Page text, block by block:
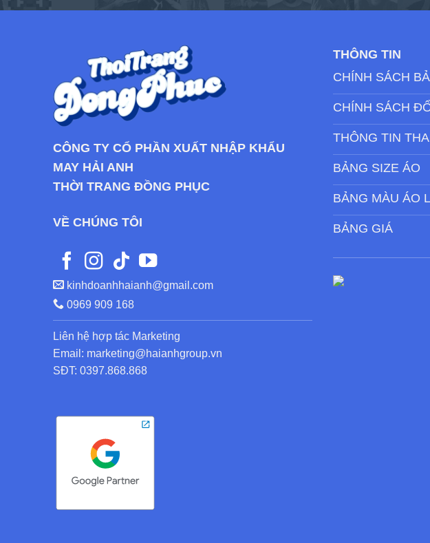
CÔNG TY CỔ PHẦN XUẤT NHẬP KHẨU
MAY HẢI ANH
THỜI TRANG ĐỒNG PHỤC
VỀ CHÚNG TÔI
kinhdoanhhaianh@gmail.com
0969 909 168
Liên hệ hợp tác Marketing
Email: marketing@haianhgroup.vn
SĐT: 0397.868.868
THÔNG TIN
CHÍNH SÁCH
CHÍNH SÁCH
THÔNG TIN
BẢNG SIZE ÁO
BẢNG MÀU ÁO
BẢNG GIÁ